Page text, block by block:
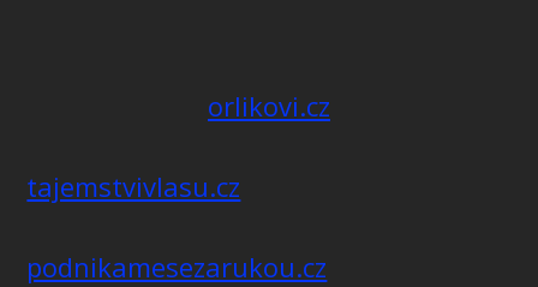
orlikovi.cz
tajemstvivlasu.cz
podnikamesezarukou.cz